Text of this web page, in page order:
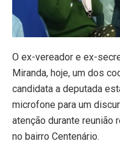
O ex-vereador e ex-
Miranda, hoje, um dos
candidata a deputada
microfone para um
atenção durante reunião
no bairro Centenário.